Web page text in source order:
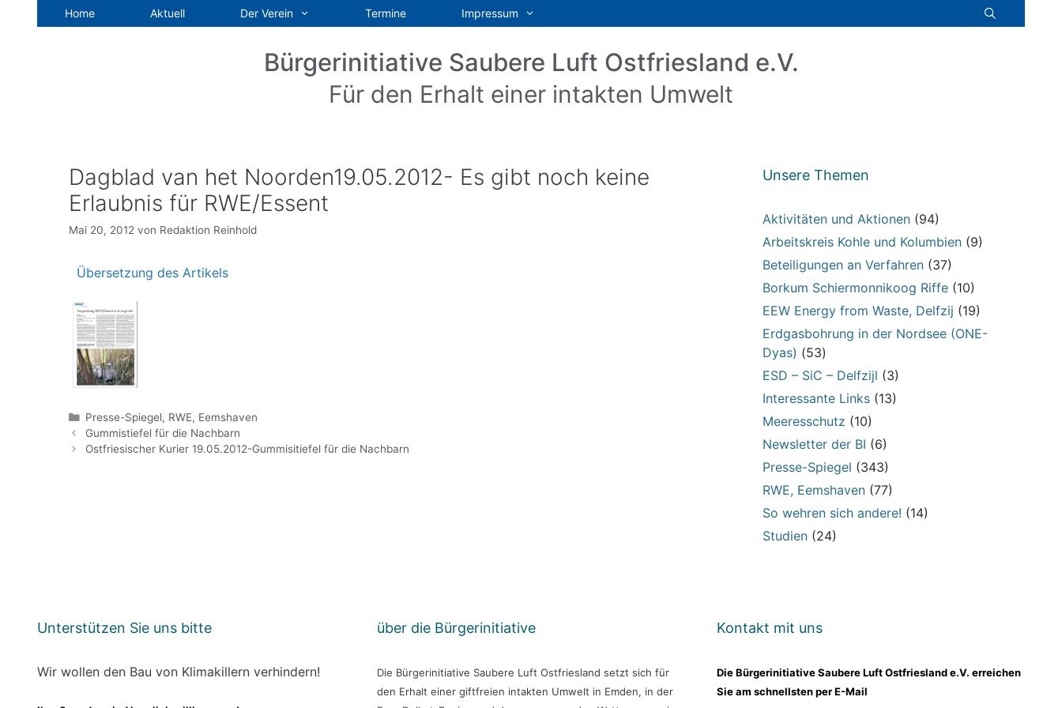
Home Aktuell Der Verein Termine Impressum
Bürgerinitiative Saubere Luft Ostfriesland e.V.
Für den Erhalt einer intakten Umwelt
Dagblad van het Noorden19.05.2012- Es gibt noch keine
Erlaubnis für RWE/Essent
Mai 20, 2012 von Redaktion Reinhold
Übersetzung des Artikels
Kategorien
Presse-Spiegel, RWE, Eemshaven
Gummistiefel für die Nachbarn
Ostfriesischer Kurier 19.05.2012-Gummisitiefel für die Nachbarn
Unsere Themen
Aktivitäten und Aktionen(94)
Arbeitskreis Kohle und Kolumbien(9)
Beteiligungen an Verfahren(37)
Borkum Schiermonnikoog Riffe(10)
EEW Energy from Waste, Delfzij (19)
Erdgasbohrung in der Nordsee (ONE-
Dyas) (53)
ESD – SiC – Delfzijl (3)
Interessante Links(13)
Meeresschutz (10)
Newsletter der BI (6)
Presse-Spiegel (343)
RWE, Eemshaven(77)
So wehren sich andere! (14)
Studien(24)
Unterstützen Sie uns bitte
Wir wollen den Bau von Klimakillern verhindern!
über die Bürgerinitiative
Die Bürgerinitiative Saubere Luft Ostfriesland setzt sich für
den Erhalt einer giftfreien intakten Umwelt in Emden, in der
Kontakt mit uns
Die Bürgerinitiative Saubere Luft Ostfriesland e.V. erreichen
Sie am schnellsten per E-Mail